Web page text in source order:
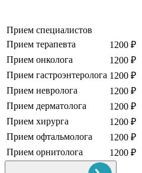
Прием специалистов
Прием терапевта
1200 ₽
Прием онколога
1200 ₽
Прием гастроэнтеролога 1200 ₽
Прием невролога
1200 ₽
Прием дерматолога
1200 ₽
Прием хирурга
1200 ₽
Прием офтальмолога
1200 ₽
Прием орнитолога
1200 ₽